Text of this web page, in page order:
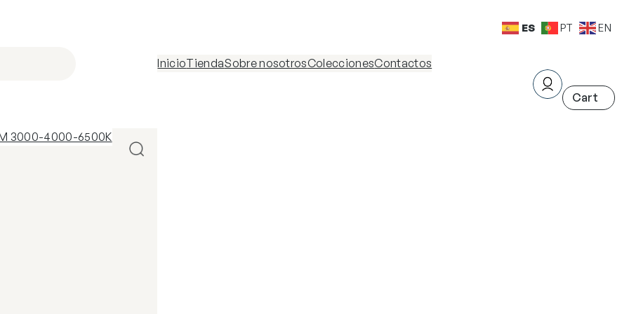
InicioTiendaSobre nosotrosColeccionesContactos
ES PT EN